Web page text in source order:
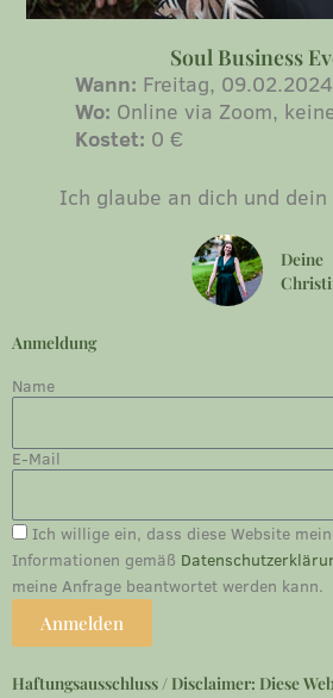
Soul Business
Wann: Freitag,
Wo: Online via Zoom,
Kostet: 0 €
Ich glaube an dich und
Deine
Anmeldung
Name
E-Mail
Ich willige ein, dass diese Website
Informationen gemäß
meine Anfrage beantwortet werden kann.
Anmelden
Haftungsausschluss / Disclaimer: Diese